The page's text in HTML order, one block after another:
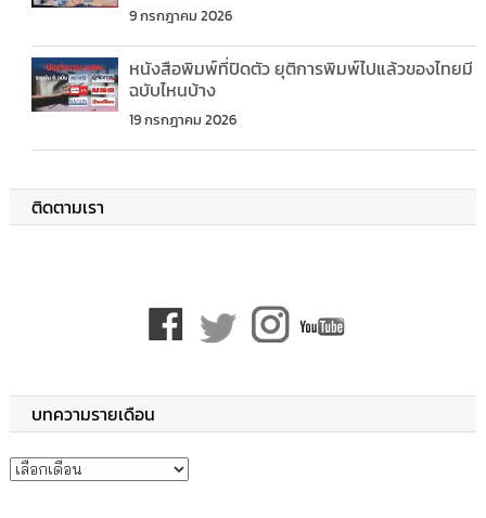
9 กรกฎาคม 2026
หนังสือพิมพ์ที่ปิดตัว ยุติการพิมพ์ไปแล้วของไทยมี
ฉบับไหนบ้าง
19 กรกฎาคม 2026
ติดตามเรา
บทความรายเดือน
บทความรายเดือน